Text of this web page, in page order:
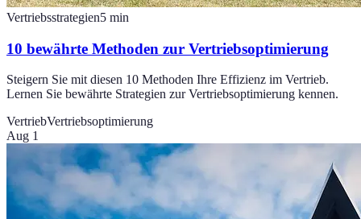
Vertriebsstrategien5 min
10 bewährte Methoden zur Vertriebsoptimierung
Steigern Sie mit diesen 10 Methoden Ihre Effizienz im Vertrieb.
Lernen Sie bewährte Strategien zur Vertriebsoptimierung kennen.
VertriebVertriebsoptimierung
Aug 1